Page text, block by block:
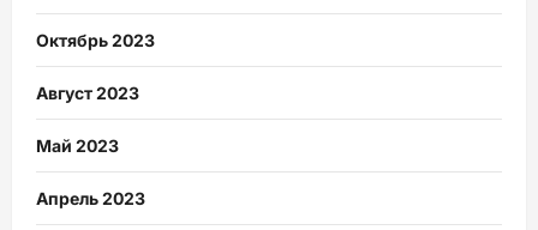
Октябрь 2023
Август 2023
Май 2023
Апрель 2023